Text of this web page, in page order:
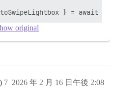
original
2026 年 2 月 16 日午後 2:08
7